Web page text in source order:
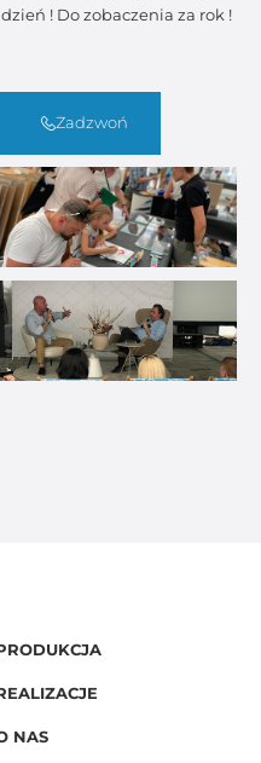
! Do zobaczenia za rok !
Zadzwoń
NAS